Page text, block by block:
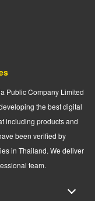
Public Company Limited
the best digital
including products and
been verified by
in Thailand. We deliver
team.